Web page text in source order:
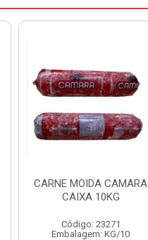
CARNE MOIDA CAMARA
CAIXA 10KG
Código: 23271
Embalagem: KG/10